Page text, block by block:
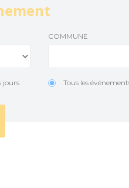
petits et grands
COMMUNE
jours Tous les